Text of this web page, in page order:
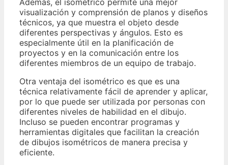
Además, el isométrico permite una mejor
visualización y comprensión de planos y diseños
técnicos, ya que muestra el objeto desde
diferentes perspectivas y ángulos. Esto es
especialmente útil en la planificación de
proyectos y en la comunicación entre los
diferentes miembros de un equipo de trabajo.
Otra ventaja del isométrico es que es una
técnica relativamente fácil de aprender y aplicar,
por lo que puede ser utilizada por personas con
diferentes niveles de habilidad en el dibujo.
Incluso se pueden encontrar programas y
herramientas digitales que facilitan la creación
de dibujos isométricos de manera precisa y
eficiente.